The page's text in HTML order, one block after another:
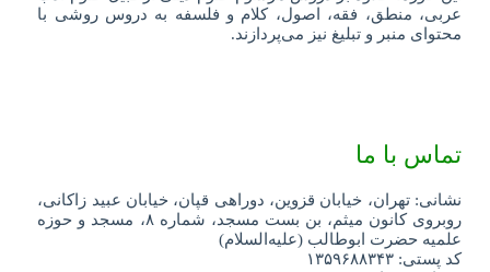
عربی، منطق، فقه، اصول، کلام و فلسفه به دروس روشی با
محتوای منبر و تبلیغ نیز می‌پردازند.
تماس با ما
نشانی: تهران، خیابان قزوین، دوراهی قپان، خیابان عبید زاکانی،
روبروی کانون میثم، بن بست مسجد، شماره ۸، مسجد و حوزه
علمیه حضرت ابوطالب (علیه‌السلام)
کد پستی: ۱۳۵۹۶۸۸۳۴۳